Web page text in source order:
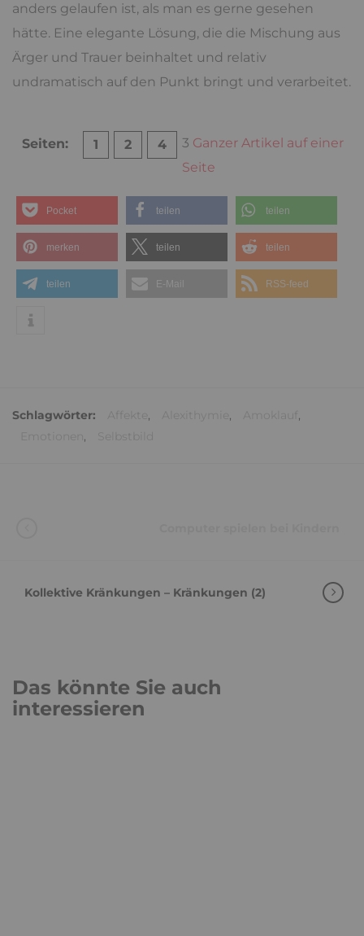
anders gelaufen ist, als man es gerne gesehen
hätte. Eine elegante Lösung, die die Mischung aus
Ärger und Trauer beinhaltet und relativ
undramatisch auf den Punkt bringt und verarbeitet.
Seiten: 1 2 3
4
Ganzer Artikel auf einer
Seite
Pocket teilen teilen
merken teilen teilen
teilen E-Mail RSS-feed
Schlagwörter: , ,
,
,
Kollektive Kränkungen – Kränkungen (2)
Das könnte Sie auch
interessieren